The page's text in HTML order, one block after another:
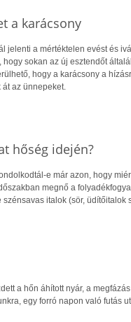
a karácsony
jelenti a mértéktelen evést és
hogy sokan az új esztendőt
hogy a karácsony a
az ünnepeket.
hőség idején?
e már azon, hogy
megnő a
italok (sör, üdítőitalok
a hőn áhított nyár, a
egy forró napon való futás